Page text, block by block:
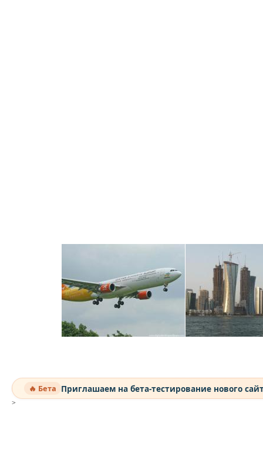
🔥 Бета Приглашаем на бета-тестирование нового
>